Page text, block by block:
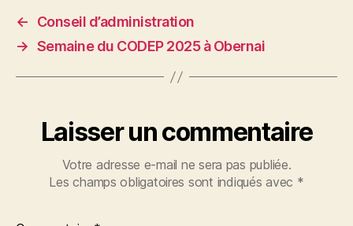
←
Conseil d’administration
→ Semaine du CODEP 2025 à Obernai
Laisser un commentaire
Votre adresse e-mail ne sera pas publiée.
Les champs obligatoires sont indiqués avec *